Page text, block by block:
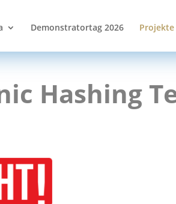
Demonstratortag 2026 Projekte
Hashing